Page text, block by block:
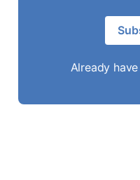
Already